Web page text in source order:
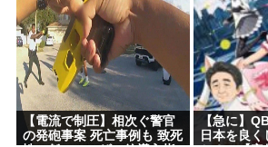
い
クーラーつけるくらいなら死を選
Powered by livedoor 相互RSS
【電流で制圧】相次ぐ警官
の発砲事案 死亡事例も 致死
【急に】
日本を良